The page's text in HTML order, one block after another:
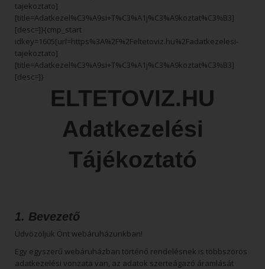
tajekoztato]
[title=Adatkezel%C3%A9si+T%C3%A1j%C3%A9koztat%C3%B3]
[desc=]}{cmp_start
idkey=1605[url=https%3A%2F%2Feltetoviz.hu%2Fadatkezelesi-
tajekoztato]
[title=Adatkezel%C3%A9si+T%C3%A1j%C3%A9koztat%C3%B3]
[desc=]}
ELTETOVIZ.HU
Adatkezelési
Tájékoztató
1. Bevezető
Üdvözöljük Önt webáruházunkban!
Egy egyszerű webáruházban történő rendelésnek is többszörös
adatkezelési vonzata van, az adatok szerteágazó áramlását